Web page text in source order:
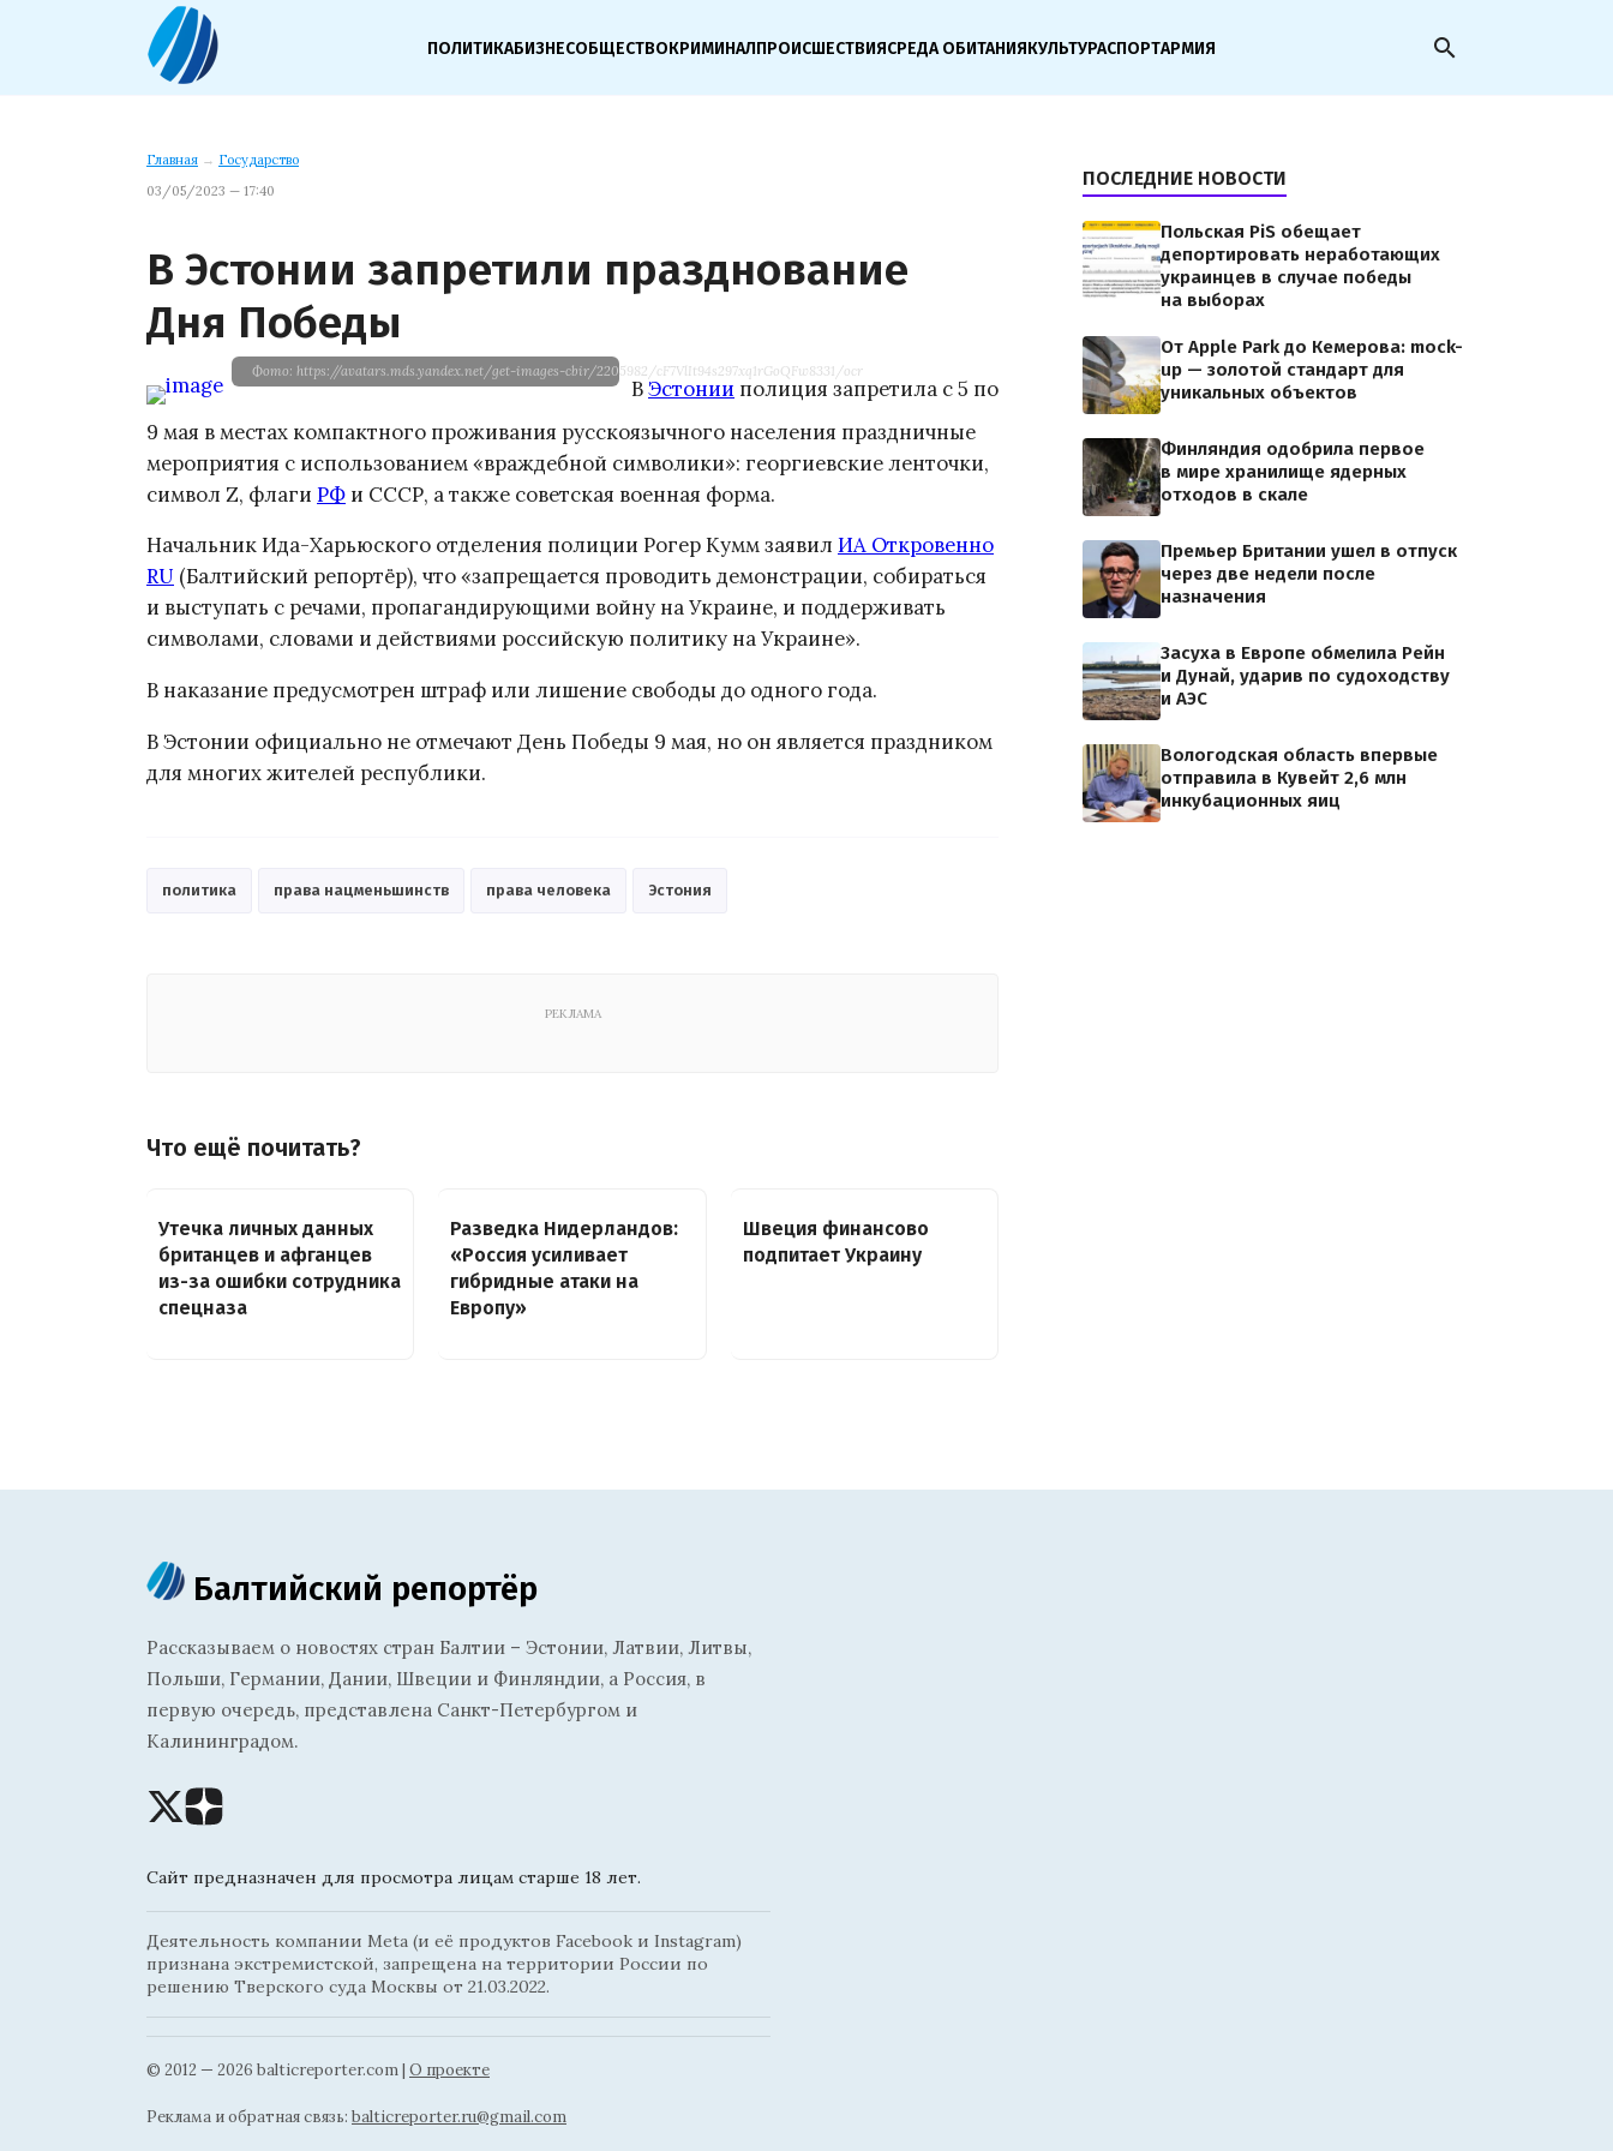
ПОЛИТИКАБИЗНЕСОБЩЕСТВОКРИМИНАЛПРОИСШЕСТВИЯСРЕДА ОБИТАНИЯКУЛЬТУРАСПОРТАРМИЯ search
Главная → Государство
03/05/2023 — 17:40
В Эстонии запретили празднование
Дня Победы
Фото: https://avatars.mds.yandex.net/get-images-cbir/2205982/cF7VlIt94s297xq1rGoQFw8331/ocr
ВЭстонии полиция запретила с 5 по
9 мая в местах компактного проживания русскоязычного населения праздничные
мероприятия с использованием «враждебной символики»: георгиевские ленточки,
символ Z, флаги РФ и СССР, а также советская военная форма.
Начальник Ида-Харьюского отделения полиции Рогер Кумм заявил ИА Откровенно
RU (Балтийский репортёр), что «запрещается проводить демонстрации, собираться
и выступать с речами, пропагандирующими войну на Украине, и поддерживать
символами, словами и действиями российскую политику на Украине».
В наказание предусмотрен штраф или лишение свободы до одного года.
В Эстонии официально не отмечают День Победы 9 мая, но он является праздником
для многих жителей республики.
политика права нацменьшинств права человека Эстония
РЕКЛАМА
Что ещё почитать?
Утечка личных данных
британцев и афганцев
из-за ошибки сотрудника
спецназа
Разведка Нидерландов:
«Россия усиливает
гибридные атаки на
Европу»
Швеция финансово
подпитает Украину
ПОСЛЕДНИЕ НОВОСТИ
Польская PiS обещает
депортировать неработающих
украинцев в случае победы
на выборах
От Apple Park до Кемерова: mock-
up — золотой стандарт для
уникальных объектов
Финляндия одобрила первое
в мире хранилище ядерных
отходов в скале
Премьер Британии ушел в отпуск
через две недели после
назначения
Засуха в Европе обмелила Рейн
и Дунай, ударив по судоходству
и АЭС
Вологодская область впервые
отправила в Кувейт 2,6 млн
инкубационных яиц
Балтийский репортёр
Рассказываем о новостях стран Балтии – Эстонии, Латвии, Литвы,
Польши, Германии, Дании, Швеции и Финляндии, а Россия, в
первую очередь, представлена Санкт-Петербургом и
Калининградом.
Сайт предназначен для просмотра лицам старше 18 лет.
Деятельность компании Meta (и её продуктов Facebook и Instagram)
признана экстремистской, запрещена на территории России по
решению Тверского суда Москвы от 21.03.2022.
© 2012 — 2026 balticreporter.com | О проекте
Реклама и обратная связь: balticreporter.ru@gmail.com